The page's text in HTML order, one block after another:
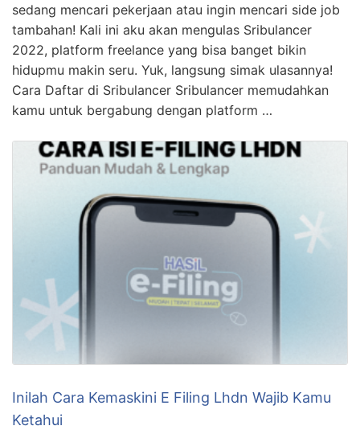
sedang mencari pekerjaan atau ingin mencari side job
tambahan! Kali ini aku akan mengulas Sribulancer
2022, platform freelance yang bisa banget bikin
hidupmu makin seru. Yuk, langsung simak ulasannya!
Cara Daftar di Sribulancer Sribulancer memudahkan
kamu untuk bergabung dengan platform …
Inilah Cara Kemaskini E Filing Lhdn Wajib Kamu
Ketahui